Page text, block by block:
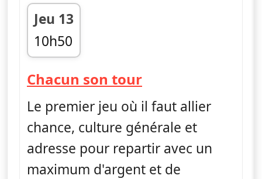
Jeu 13
10h50
fin 11h25
Chacun son tour— Chacun son
Le premier jeu où il faut allier
chance, culture générale et
adresse pour repartir avec un
maximum d'argent et de